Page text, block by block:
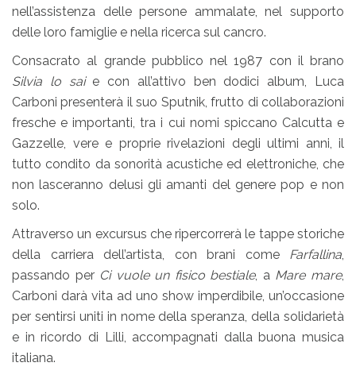
nell’assistenza delle persone ammalate, nel supporto
delle loro famiglie e nella ricerca sul cancro.
Consacrato al grande pubblico nel 1987 con il brano
Silvia lo saie con all’attivo ben dodici album, Luca
Carboni presenterà il suo Sputnik, frutto di collaborazioni
fresche e importanti, tra i cui nomi spiccano Calcutta e
Gazzelle, vere e proprie rivelazioni degli ultimi anni, il
tutto condito da sonorità acustiche ed elettroniche, che
non lasceranno delusi gli amanti del genere pop e non
solo.
Attraverso un excursus che ripercorrerà le tappe storiche
della carriera dell’artista, con brani come Farfallina,
passando per Ci vuole un fisico bestiale, a Mare mare,
Carboni darà vita ad uno show imperdibile, un’occasione
per sentirsi uniti in nome della speranza, della solidarietà
e in ricordo di Lilli, accompagnati dalla buona musica
italiana.